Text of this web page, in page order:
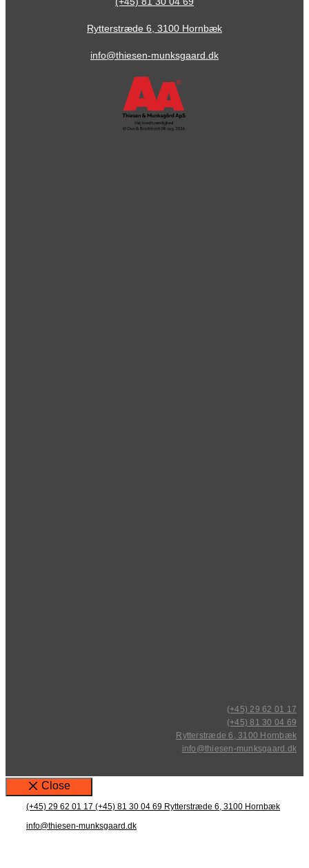
Rytterstræde 6, 3100 Hornbæk
info@thiesen-munksgaard.dk
(+45) 29 62 01 17
(+45) 81 30 04 69
Rytterstræde 6, 3100 Hornbæk
info@thiesen-munksgaard.dk
Close
(+45) 29 62 01 17 (+45) 81 30 04 69 Rytterstræde 6, 3100 Hornbæk
info@thiesen-munksgaard.dk